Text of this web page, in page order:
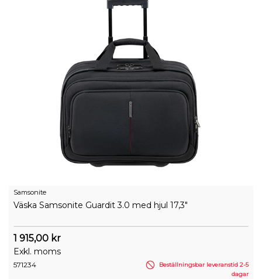
Samsonite
Väska Samsonite Guardit 3.0 med hjul 17,3"
1 915,00 kr
Exkl. moms
571234
Beställningsbar leveranstid 2-5
dagar